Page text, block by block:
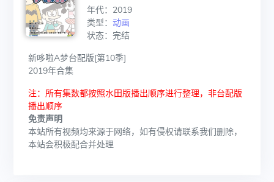
年代：2019
类型： 动画
状态：完结
新哆啦A梦台配版[第10季]
2019年合集
注：所有集数都按照水田版播出顺序进行整理，非台配版
播出顺序
免责声明
本站所有视频均来源于网络，如有侵权请联系我们删除，
本站会积极配合并处理